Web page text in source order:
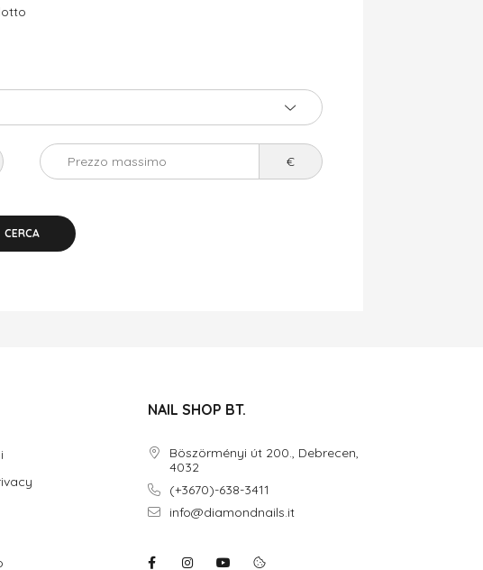
Prezzo massimo €
CERCA
NAIL SHOP BT.
Böszörményi út 200., Debrecen,
4032
(+3670)-638-3411
info@diamondnails.it